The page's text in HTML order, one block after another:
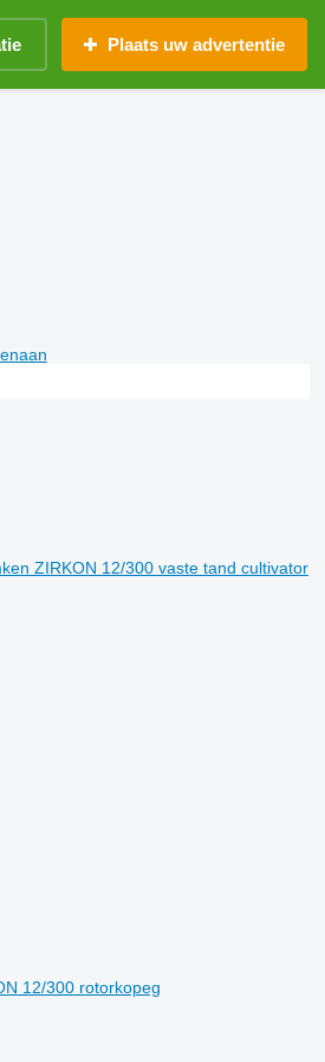
Plaats uw advertentie
ZIRKON 12/300 vaste tand cultivator
12/300 rotorkopeg